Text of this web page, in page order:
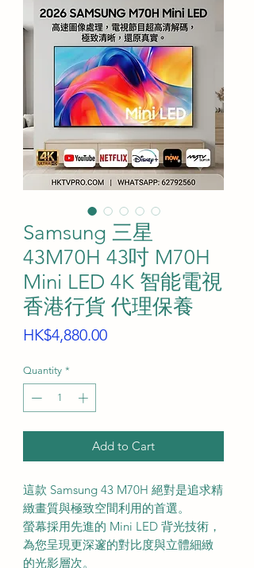
Samsung 三星
43M70H 43吋 M70H
Mini LED 4K 智能電視
香港行貨 代理保養
HK$4,880.00Price
Quantity *
Add to Cart
這款 Samsung 43 M70H 絕對是追求精
緻畫質與極致空間利用的首選。
螢幕採用先進的 Mini LED 背光技術，
為您呈現更深邃的對比度與立體細緻
的光影層次。